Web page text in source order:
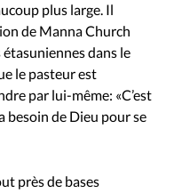
plus large. Il
de Manna Church
dans le
le pasteur est
par lui-même: «C’est
besoin de Dieu pour se
près de bases